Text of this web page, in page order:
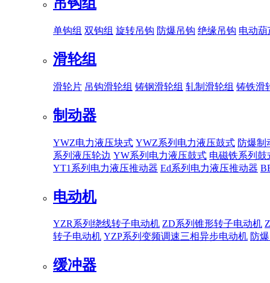
单钩组 双钩组 旋转吊钩 防爆吊钩 绝缘吊钩 电动
滑轮组
滑轮片 吊钩滑轮组 铸钢滑轮组 轧制滑轮组 铸铁滑
制动器
YWZ电力液压块式 YWZ系列电力液压鼓式 防爆制
系列液压轮边 YW系列电力液压鼓式 电磁铁系列鼓
YT1系列电力液压推动器 Ed系列电力液压推动器
电动机
YZR系列绕线转子电动机 ZD系列锥形转子电动机
转子电动机 YZP系列变频调速三相异步电动机 防
缓冲器